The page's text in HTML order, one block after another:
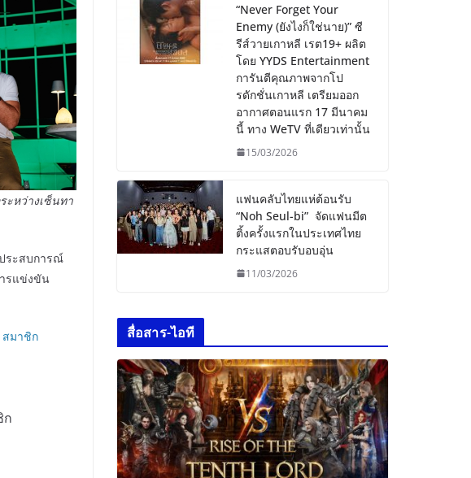
ะหว่างเซ็นทา
ระสบการณ์
รแข่งขัน
สมาชิก
ก
“Never Forget Your
Enemy (ยังไงก็ใช่นาย)” ซี
รีส์วายเกาหลี เรต19+ ผลิต
โดย YYDS Entertainment
การันตีคุณภาพจากโป
รดักชั่นเกาหลี เตรียมออก
อากาศตอนแรก 17 มีนาคม
นี้ ทาง WeTV ที่เดียวเท่านั้น
15/03/2026
แฟนคลับไทยแห่ต้อนรับ
“Noh Seul-bi” จัดแฟนมีต
ติ้งครั้งแรกในประเทศไทย
กระแสตอบรับอบอุ่น
11/03/2026
สื่อสาร-ไอที